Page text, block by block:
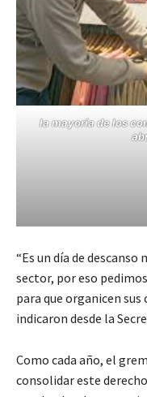
la mayoría de los
“Es un día de
sector, por eso
para que organicen
indicaron desde la
Como cada año, el
consolidar este